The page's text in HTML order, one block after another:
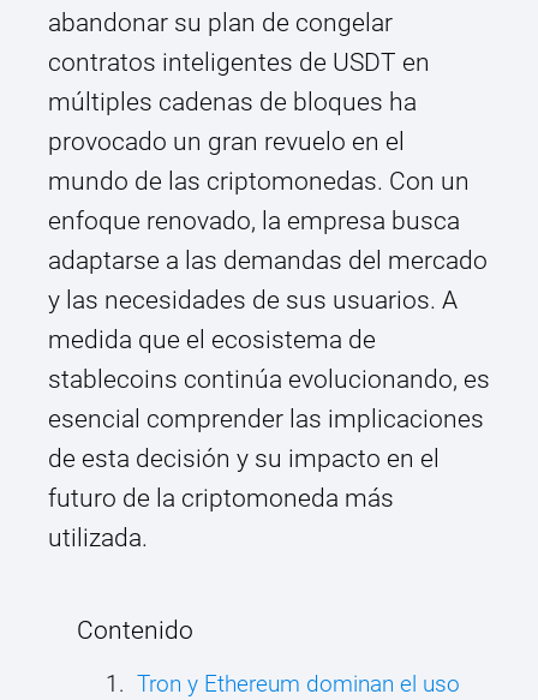
abandonar su plan de congelar
contratos inteligentes de USDT en
múltiples cadenas de bloques ha
provocado un gran revuelo en el
mundo de las criptomonedas. Con un
enfoque renovado, la empresa busca
adaptarse a las demandas del mercado
y las necesidades de sus usuarios. A
medida que el ecosistema de
stablecoins continúa evolucionando, es
esencial comprender las implicaciones
de esta decisión y su impacto en el
futuro de la criptomoneda más
utilizada.
Contenido
Tron y Ethereum dominan el uso